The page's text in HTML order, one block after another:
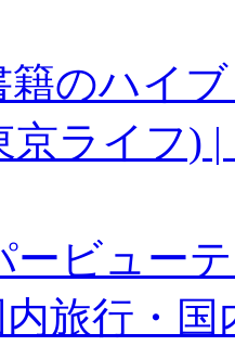
のハイ
京ライフ)
ービュー
内旅行・